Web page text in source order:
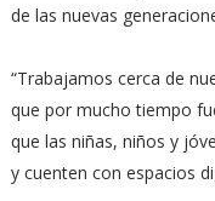
de las nuevas
“Trabajamos cerca de
que por mucho tiempo
que las niñas, niños y
y cuenten con espacios